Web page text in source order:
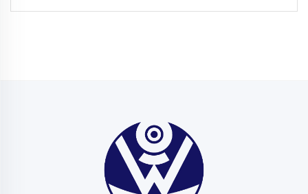
بالطاقة عبر الكابل الشبكي (POE)